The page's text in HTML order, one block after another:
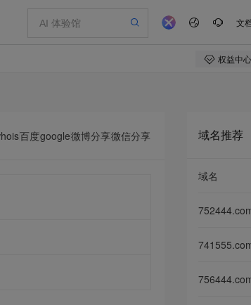
百度google微博分享微信分享 域名推荐
域名